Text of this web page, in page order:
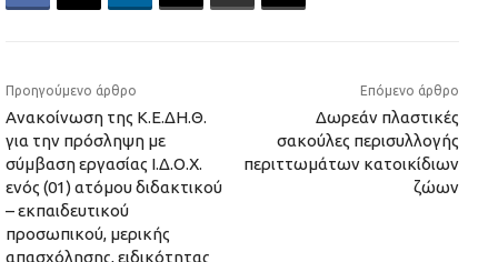
Προηγούμενο άρθρο
Ανακοίνωση της Κ.Ε.ΔΗ.Θ.
για την πρόσληψη με
σύμβαση εργασίας Ι.Δ.Ο.Χ.
ενός (01) ατόμου διδακτικού
– εκπαιδευτικού
προσωπικού, μερικής
απασχόλησης, ειδικότητας
Επόμενο άρθρο
Δωρεάν πλαστικές
σακούλες περισυλλογής
περιττωμάτων κατοικίδιων
ζώων